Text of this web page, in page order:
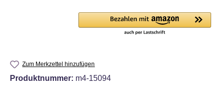
Zum Merkzettel hinzufügen
Produktnummer: m4-15094